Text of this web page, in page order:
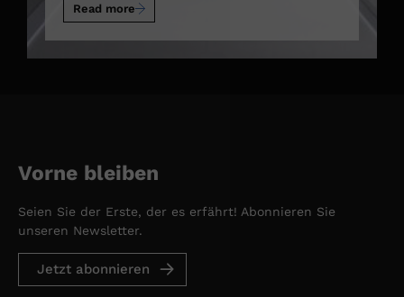
Read more
Vorne bleiben
Seien Sie der Erste, der es erfährt! Abonnieren Sie
unseren Newsletter.
Jetzt abonnieren